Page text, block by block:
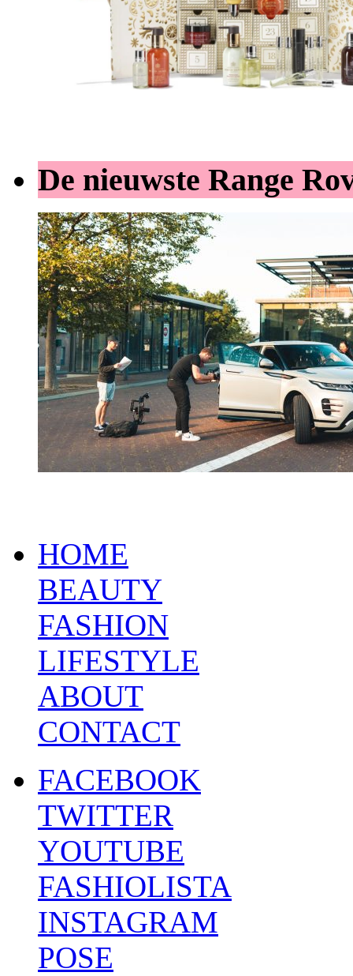
De nieuwste Range
HOME
BEAUTY
FASHION
LIFESTYLE
ABOUT
CONTACT
FACEBOOK
TWITTER
YOUTUBE
FASHIOLISTA
INSTAGRAM
POSE